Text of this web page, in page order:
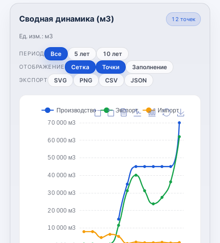
Сводная динамика (м3)
Ед. изм.: м3
12 точек
ПЕРИОД Все 5 лет 10 лет
ОТОБРАЖЕНИЕ Сетка Точки Заполнение
ЭКСПОРТ SVG PNG CSV JSON
10 000 м3
20 000 м3
30 000 м3
40 000 м3
50 000 м3
60 000 м3
70 000 м3
Производство Экспорт Импорт